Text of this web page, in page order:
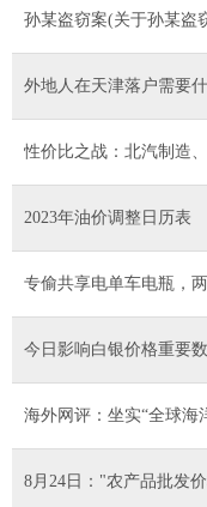
孙某盗窃案(关于孙某盗
外地人在天津落户需要
性价比之战：北汽制造
2023年油价调整日历表
专偷共享电单车电瓶，
今日影响白银价格重要
海外网评：坐实“全球海
8月24日："农产品批发